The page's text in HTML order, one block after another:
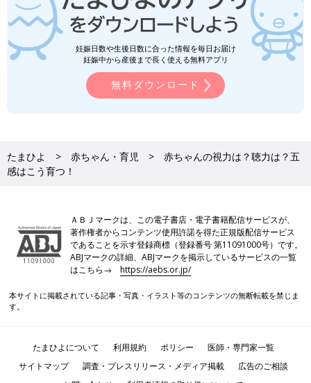
妊娠日数や生後日数に合った情報を毎日お届け
妊娠中から産後まで長く使える無料アプリ
無料ダウンロード
たまひよ 赤ちゃん・育児
赤ちゃんの視力は？聴力は？五
感はこう育つ！
ＡＢＪマークは、この電子書店・電子書籍配信サービスが、
著作権者からコンテンツ使用許諾を得た正規版配信サービス
であることを示す登録商標（登録番号 第11091000号）です。
ABJマークの詳細、ABJマークを掲示しているサービスの一覧
はこちら→https://aebs.or.jp/
本サイトに掲載されている記事・写真・イラスト等のコンテンツの無断転載を禁じま
す。
たまひよについて 利用規約 ポリシー
医師・専門家一覧
サイトマップ
調査・プレスリリース・メディア掲載
広告のご相談